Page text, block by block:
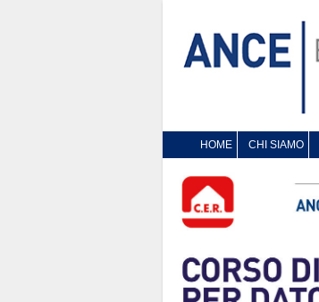
HOME CHI SIAMO